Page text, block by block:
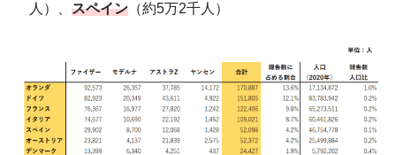
人）、 スペイン （約5万2千人）